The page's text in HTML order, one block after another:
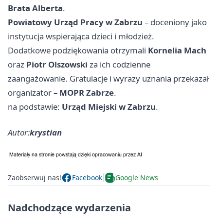
Brata Alberta.
Powiatowy Urząd Pracy w Zabrzu – doceniony jako
instytucja wspierająca dzieci i młodzież.
Dodatkowe podziękowania otrzymali Kornelia Mach
oraz Piotr Olszowski za ich codzienne
zaangażowanie. Gratulacje i wyrazy uznania przekazał
organizator – MOPR Zabrze.
na podstawie: Urząd Miejski w Zabrzu.
Autor:krystian
Zaobserwuj nas! Facebook Google News
Nadchodzące wydarzenia